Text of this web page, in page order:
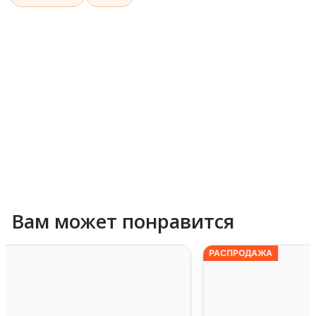
Вам может понравится
РАСПРОДАЖА